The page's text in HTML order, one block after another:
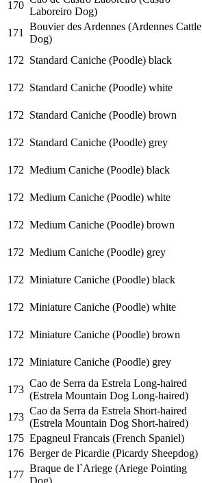
170
Laboreiro Dog)
171
Bouvier des Ardennes (Ardennes Cattle
Dog)
172 Standard Caniche (Poodle) black
172 Standard Caniche (Poodle) white
172 Standard Caniche (Poodle) brown
172 Standard Caniche (Poodle) grey
172 Medium Caniche (Poodle) black
172 Medium Caniche (Poodle) white
172 Medium Caniche (Poodle) brown
172 Medium Caniche (Poodle) grey
172 Miniature Caniche (Poodle) black
172 Miniature Caniche (Poodle) white
172 Miniature Caniche (Poodle) brown
172 Miniature Caniche (Poodle) grey
173
Cao de Serra da Estrela Long-haired
(Estrela Mountain Dog Long-haired)
173
Cao da Serra da Estrela Short-haired
(Estrela Mountain Dog Short-haired)
175 Epagneul Francais (French Spaniel)
176 Berger de Picardie (Picardy Sheepdog)
177
Braque de l`Ariege (Ariege Pointing